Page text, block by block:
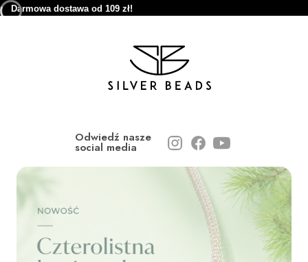
Darmowa dostawa od 109 zł!
Odwiedź nasze
social media